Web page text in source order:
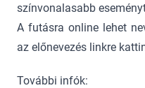
színvonalasabb
A futásra online lehet
az előnevezés linkre
További infók: